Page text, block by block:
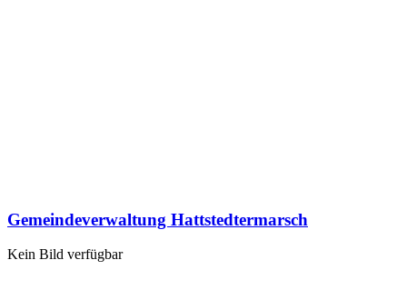
Gemeindeverwaltung Hattstedtermarsch
Kein Bild verfügbar